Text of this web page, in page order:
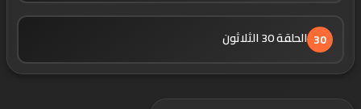
30 الحلقة 30 الثلاثون